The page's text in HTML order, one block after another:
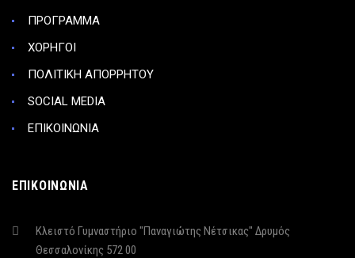
ΠΡΟΓΡΑΜΜΑ
ΧΟΡΗΓΟΙ
ΠΟΛΙΤΙΚΗ ΑΠΟΡΡΗΤΟΥ
SOCIAL MEDIA
ΕΠΙΚΟΙΝΩΝΙΑ
ΕΠΙΚΟΙΝΩΝΙΑ
Κλειστό Γυμναστήριο "Παναγιώτης Νέτσικας" Δρυμός
Θεσσαλονίκης 572 00